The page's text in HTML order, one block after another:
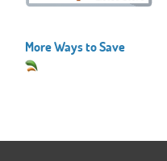
More Ways to Save